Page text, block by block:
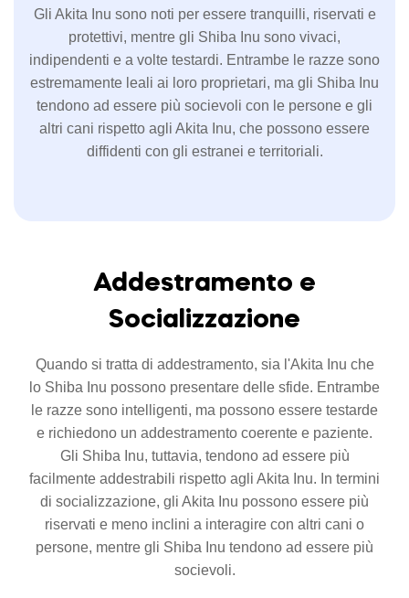
Gli Akita Inu sono noti per essere tranquilli, riservati e
protettivi, mentre gli Shiba Inu sono vivaci,
indipendenti e a volte testardi. Entrambe le razze sono
estremamente leali ai loro proprietari, ma gli Shiba Inu
tendono ad essere più socievoli con le persone e gli
altri cani rispetto agli Akita Inu, che possono essere
diffidenti con gli estranei e territoriali.
Addestramento e
Socializzazione
Quando si tratta di addestramento, sia l'Akita Inu che
lo Shiba Inu possono presentare delle sfide. Entrambe
le razze sono intelligenti, ma possono essere testarde
e richiedono un addestramento coerente e paziente.
Gli Shiba Inu, tuttavia, tendono ad essere più
facilmente addestrabili rispetto agli Akita Inu. In termini
di socializzazione, gli Akita Inu possono essere più
riservati e meno inclini a interagire con altri cani o
persone, mentre gli Shiba Inu tendono ad essere più
socievoli.